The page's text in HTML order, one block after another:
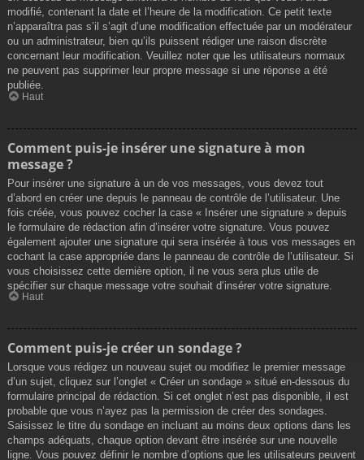
modifié, contenant la date et l’heure de la modification. Ce petit texte
n’apparaîtra pas s’il s’agit d’une modification effectuée par un modérateur
ou un administrateur, bien qu’ils puissent rédiger une raison discrète
concernant leur modification. Veuillez noter que les utilisateurs normaux
ne peuvent pas supprimer leur propre message si une réponse a été
publiée.
Haut
Comment puis-je insérer une signature à mon
message ?
Pour insérer une signature à un de vos messages, vous devez tout
d’abord en créer une depuis le panneau de contrôle de l’utilisateur. Une
fois créée, vous pouvez cocher la case « Insérer une signature » depuis
le formulaire de rédaction afin d’insérer votre signature. Vous pouvez
également ajouter une signature qui sera insérée à tous vos messages en
cochant la case appropriée dans le panneau de contrôle de l’utilisateur. Si
vous choisissez cette dernière option, il ne vous sera plus utile de
spécifier sur chaque message votre souhait d’insérer votre signature.
Haut
Comment puis-je créer un sondage ?
Lorsque vous rédigez un nouveau sujet ou modifiez le premier message
d’un sujet, cliquez sur l’onglet « Créer un sondage » situé en-dessous du
formulaire principal de rédaction. Si cet onglet n’est pas disponible, il est
probable que vous n’ayez pas la permission de créer des sondages.
Saisissez le titre du sondage en incluant au moins deux options dans les
champs adéquats, chaque option devant être insérée sur une nouvelle
ligne. Vous pouvez définir le nombre d’options que les utilisateurs peuvent